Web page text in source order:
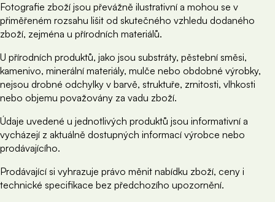
Fotografie zboží jsou převážně ilustrativní a mohou se v
přiměřeném rozsahu lišit od skutečného vzhledu dodaného
zboží, zejména u přírodních materiálů.
U přírodních produktů, jako jsou substráty, pěstební směsi,
kamenivo, minerální materiály, mulče nebo obdobné výrobky,
nejsou drobné odchylky v barvě, struktuře, zrnitosti, vlhkosti
nebo objemu považovány za vadu zboží.
Údaje uvedené u jednotlivých produktů jsou informativní a
vycházejí z aktuálně dostupných informací výrobce nebo
prodávajícího.
Prodávající si vyhrazuje právo měnit nabídku zboží, ceny i
technické specifikace bez předchozího upozornění.